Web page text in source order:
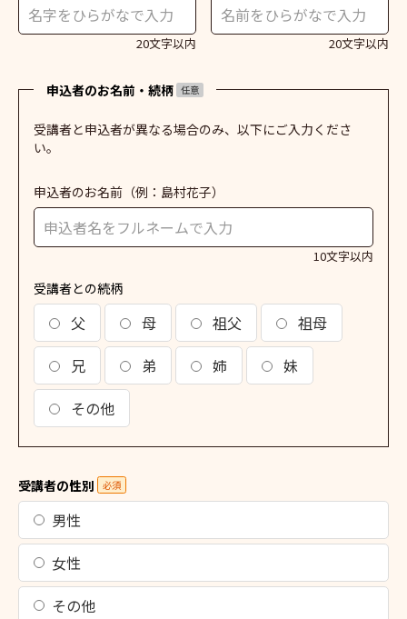
20文字以内 20文字以内
申込者のお名前・続柄 任意
受講者と申込者が異なる場合のみ、以下にご入力くださ
い。
申込者のお名前 （例：島村花子）
10文字以内
受講者との続柄
父 母 祖父
祖母
兄
弟 姉
妹
その他
受講者の性別 必須
男性
女性
その他